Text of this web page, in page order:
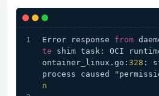
Error response from
te shim task: OCI
ontainer_linux.go: 328 :
process caused
n